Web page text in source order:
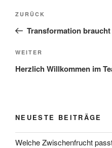
Beitragsnavigation
Vorheriger
Beitrag
ZURÜCK
Transformation
Nächster
Beitrag
WEITER
Herzlich Willkommen im
NEUESTE BEITRÄGE
Welche Zwischenfrucht